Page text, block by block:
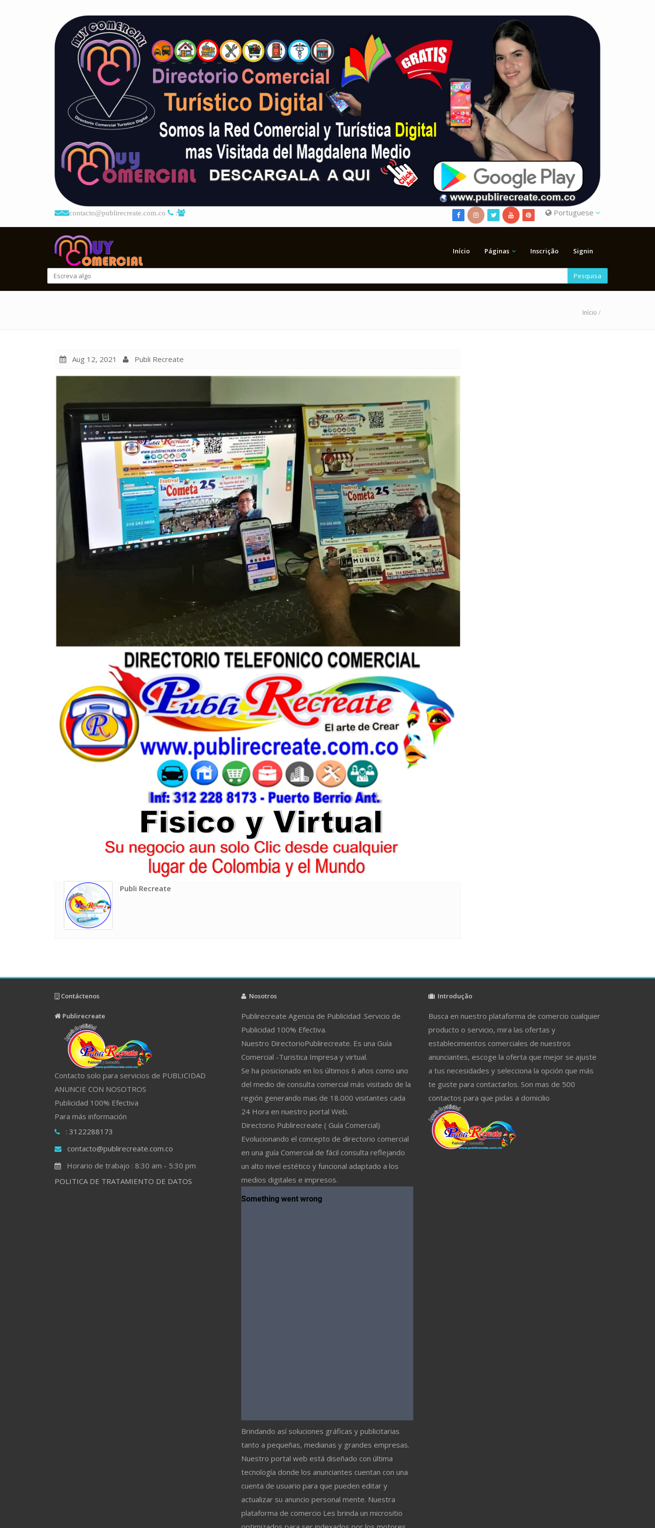
contacto@publirecreate.com.co : Portuguese
Início Páginas Inscrição Signin
Pesquisa
Início /
Aug 12, 2021 Publi Recreate
Publi Recreate
Contáctenos
Publirecreate
Contacto solo para servicios de PUBLICIDAD
ANUNCIE CON NOSOTROS
Publicidad 100% Efectiva
Para más información
: 3122288173
contacto@publirecreate.com.co
Horario de trabajo : 8:30 am - 5:30 pm
POLITICA DE TRATAMIENTO DE DATOS
Nosotros
Publirecreate Agencia de Publicidad .Servicio de
Publicidad 100% Efectiva.
Nuestro DirectorioPublirecreate. Es una Guía
Comercial -Turistica Impresa y virtual.
Se ha posicionado en los últimos 6 años como uno
del medio de consulta comercial más visitado de la
región generando mas de 18.000 visitantes cada
24 Hora en nuestro portal Web.
Directorio Publirecreate ( Guía Comercial)
Evolucionando el concepto de directorio comercial
en una guía Comercial de fácil consulta reflejando
un alto nivel estético y funcional adaptado a los
medios digitales e impresos.
Brindando así soluciones gráficas y publicitarias
tanto a pequeñas, medianas y grandes empresas.
Nuestro portal web está diseñado con última
tecnología donde los anunciantes cuentan con una
cuenta de usuario para que pueden editar y
actualizar su anuncio personal mente. Nuestra
plataforma de comercio Les brinda un micrositio
Introdução
Busca en nuestro plataforma de comercio cualquier
producto o servicio, mira las ofertas y
establecimientos comerciales de nuestros
anunciantes, escoge la oferta que mejor se ajuste
a tus necesidades y selecciona la opción que más
te guste para contactarlos. Son mas de 500
contactos para que pidas a domicilio